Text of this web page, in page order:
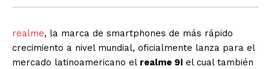
realme, la marca de smartphones de más rápido
crecimiento a nivel mundial, oficialmente lanza para el
mercado latinoamericano el realme 9i el cual también